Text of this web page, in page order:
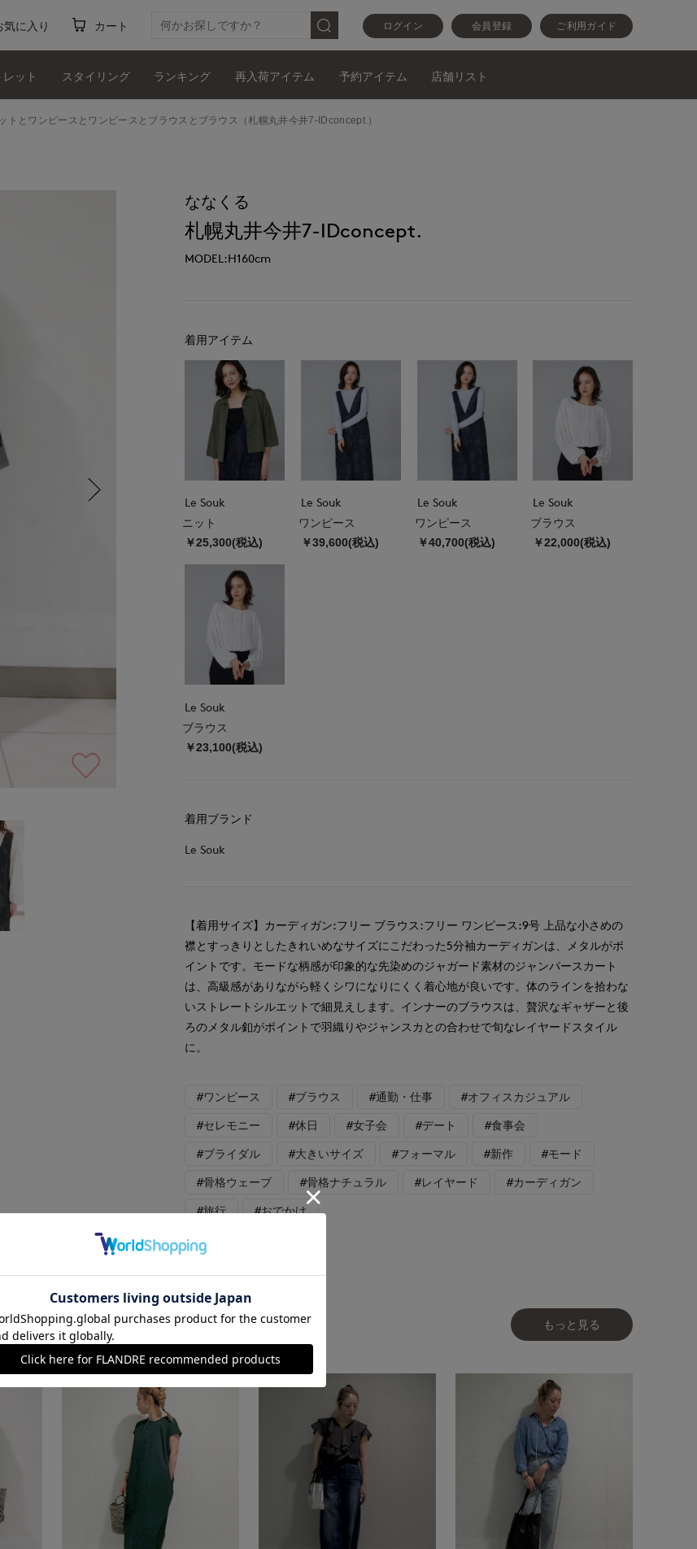
ログイン 会員登録 ご利用ガイド
気に入り カート
ット スタイリング ランキング 再入荷アイテム 予約アイテム 店舗リスト
トとワンピースとワンピースとブラウスとブラウス（札幌丸井今井7-IDconcept.）
ななくる
札幌丸井今井7-IDconcept.
MODEL:H160cm
着用アイテム
Le Souk
ニット
￥25,300(税込)
Le Souk
ワンピース
￥39,600(税込)
Le Souk
ワンピース
￥40,700(税込)
Le Souk
ブラウス
￥22,000(税込)
Le Souk
ブラウス
￥23,100(税込)
着用ブランド
Le Souk
【着用サイズ】カーディガン:フリー ブラウス:フリー ワンピース:9号 上品な小さめの
襟とすっきりとしたきれいめなサイズにこだわった5分袖カーディガンは、メタルがポ
イントです。モードな柄感が印象的な先染めのジャガード素材のジャンパースカート
は、高級感がありながら軽くシワになりにくく着心地が良いです。体のラインを拾わな
いストレートシルエットで細見えします。インナーのブラウスは、贅沢なギャザーと後
ろのメタル釦がポイントで羽織りやジャンスカとの合わせで旬なレイヤードスタイル
に。
#ワンピース #ブラウス #通勤・仕事 #オフィスカジュアル
#セレモニー #休日 #女子会 #デート #食事会
#ブライダル #大きいサイズ #フォーマル #新作 #モード
#骨格ウェーブ #骨格ナチュラル #レイヤード #カーディガン
#旅行 #おでかけ
もっと見る